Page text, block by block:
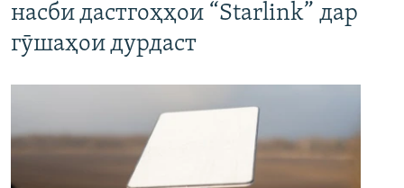
насби дастгоҳҳои “Starlink” дар
гӯшаҳои дурдаст